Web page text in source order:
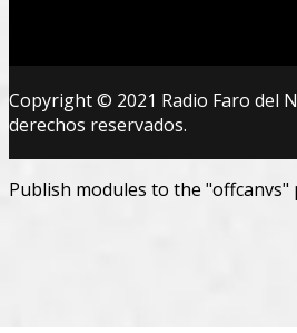
Copyright © 2021 Radio Faro del
derechos reservados.
Publish modules to the "offcanvs"